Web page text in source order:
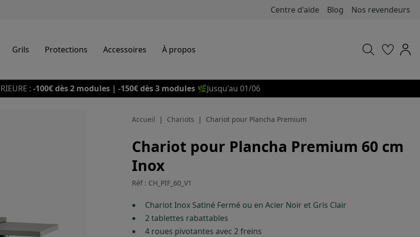
Centre d'aide Blog Nos revendeurs
Grils Protections Accessoires À propos
: -100€ dès 2 modules | -150€ dès 3 modules 🌿Jusqu'au 01/06
Accueil Chariots Chariot pour Plancha Premium
Chariot pour Plancha Premium 60 cm
Inox
Réf : CH_PIF_60_V1
Chariot Inox Satiné Fermé ou en Acier Noir et Gris Clair
2 tablettes rabattables
4 roues pivotantes avec 2 freins